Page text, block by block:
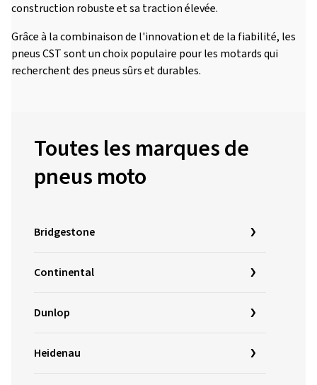
construction robuste et sa traction élevée.
Grâce à la combinaison de l'innovation et de la fiabilité, les
pneus CST sont un choix populaire pour les motards qui
recherchent des pneus sûrs et durables.
Toutes les marques de
pneus moto
Bridgestone
Continental
Dunlop
Heidenau